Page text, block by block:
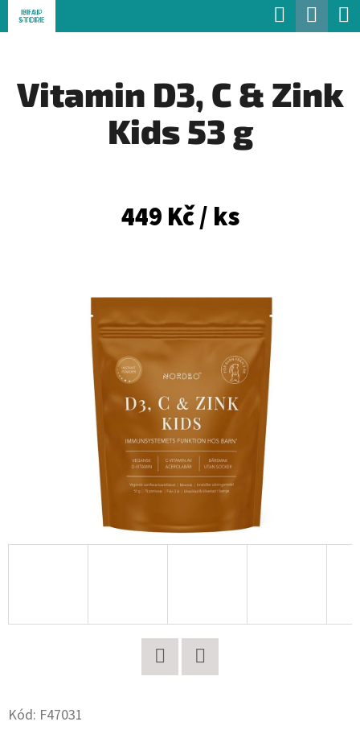
Přejít
na
Hledat
Vitamin D3, C & Zink
Kids 53 g
449 Kč/ ks
Kód: F47031
O
Zpět
Zpět
C
T
HLEDAT